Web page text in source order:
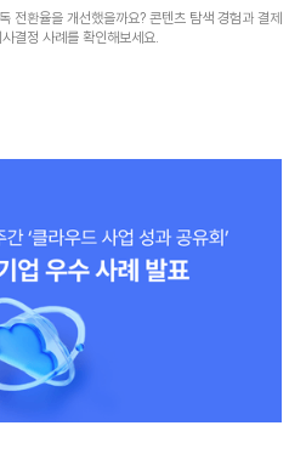
전환율을 개선했을까요? 콘텐츠 탐색 경험과 결제
결정 사례를 확인해보세요.